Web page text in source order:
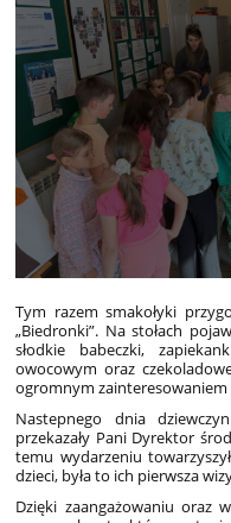
Tym razem smakołyki
„Biedronki”. Na stołach
słodkie babeczki,
owocowym oraz
ogromnym zainteresowaniem
Nastepnego dnia
przekazały Pani Dyrektor
temu wydarzeniu
dzieci, była to ich pierwsza
Dzięki zaangażowaniu oraz